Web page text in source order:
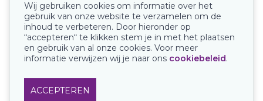
Onze keurmerken
Wij gebruiken cookies om informatie over het
gebruik van onze website te verzamelen om de
inhoud te verbeteren. Door hieronder op
“accepteren“ te klikken stem je in met het plaatsen
en gebruik van al onze cookies. Voor meer
informatie verwijzen wij je naar ons cookiebeleid.
ACCEPTEREN